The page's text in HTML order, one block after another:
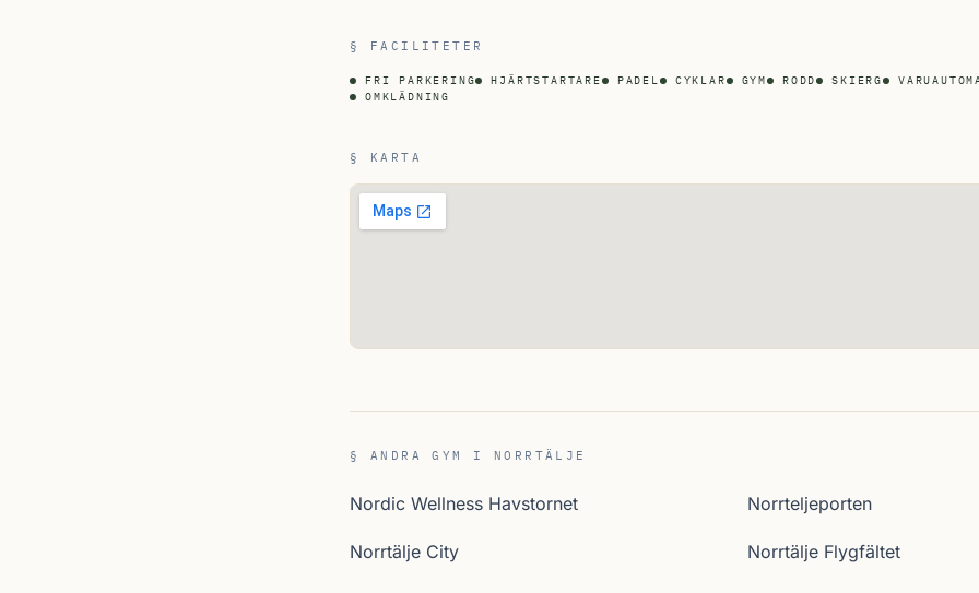
§ FACILITETER
FRI PARKERING HJÄRTSTARTARE PADEL CYKLAR GYM RODD SKIERG
OMKLÄDNING
§ KARTA
§ ANDRA GYM I NORRTÄLJE
Nordic Wellness Havstornet Norrteljeporten
Norrtälje City Norrtälje Flygfältet